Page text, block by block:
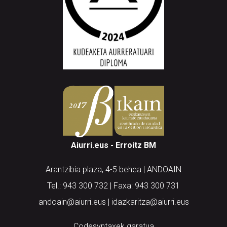
Aiurri.eus - Erroitz BM
Arantzibia plaza, 4-5 behea | ANDOAIN
Tel.: 943 300 732 | Faxa: 943 300 731
andoain@aiurri.eus | idazkaritza@aiurri.eus